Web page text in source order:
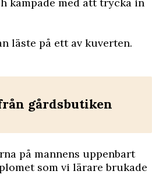
läste på ett av kuverten.
gårdsbutiken
på mannens uppenbart
som vi lärare brukade